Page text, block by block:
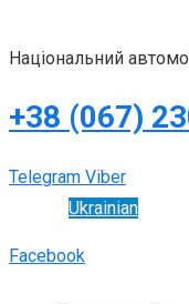
Національний
+38 (067)
Telegram Viber
Ukrainian
Facebook